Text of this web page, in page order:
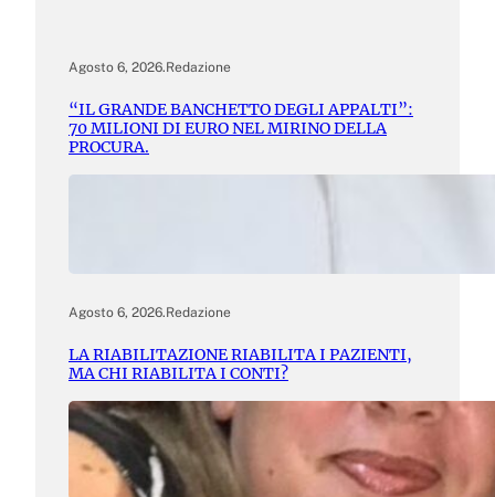
Agosto 6, 2026.Redazione
“IL GRANDE BANCHETTO DEGLI APPALTI”:
70 MILIONI DI EURO NEL MIRINO DELLA
PROCURA.
Agosto 6, 2026.Redazione
LA RIABILITAZIONE RIABILITA I PAZIENTI,
MA CHI RIABILITA I CONTI?